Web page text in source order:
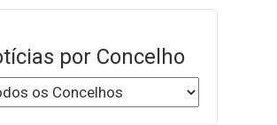
por Concelho